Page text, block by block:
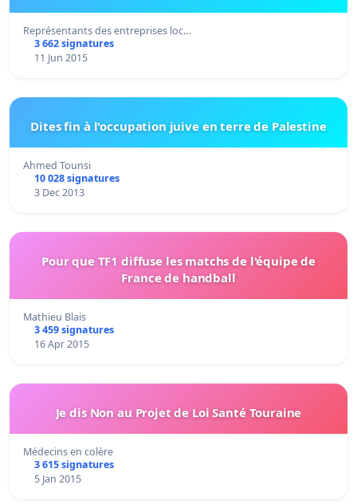
Représentants des entreprises loc…
3 662 signatures
11 Jun 2015
Dites fin à l'occupation juive en terre de Palestine
Ahmed Tounsi
10 028 signatures
3 Dec 2013
Pour que TF1 diffuse les matchs de l'équipe de
France de handball
Mathieu Blais
3 459 signatures
16 Apr 2015
Je dis Non au Projet de Loi Santé Touraine
Médecins en colère
3 615 signatures
5 Jan 2015